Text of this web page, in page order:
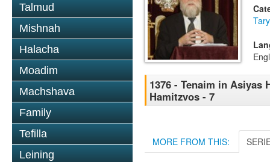
Talmud
Mishnah
Halacha
Moadim
Machshava
Family
Tefilla
Leining
1376 - Tenaim in Asiyas
Hamitzvos - 7
MORE FROM THIS: